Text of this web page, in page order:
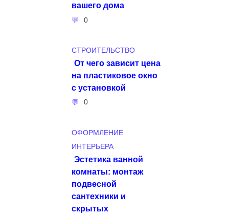
вашего дома
0
СТРОИТЕЛЬСТВО
От чего зависит цена
на пластиковое окно
с установкой
0
ОФОРМЛЕНИЕ
ИНТЕРЬЕРА
Эстетика ванной
комнаты: монтаж
подвесной
сантехники и
скрытых